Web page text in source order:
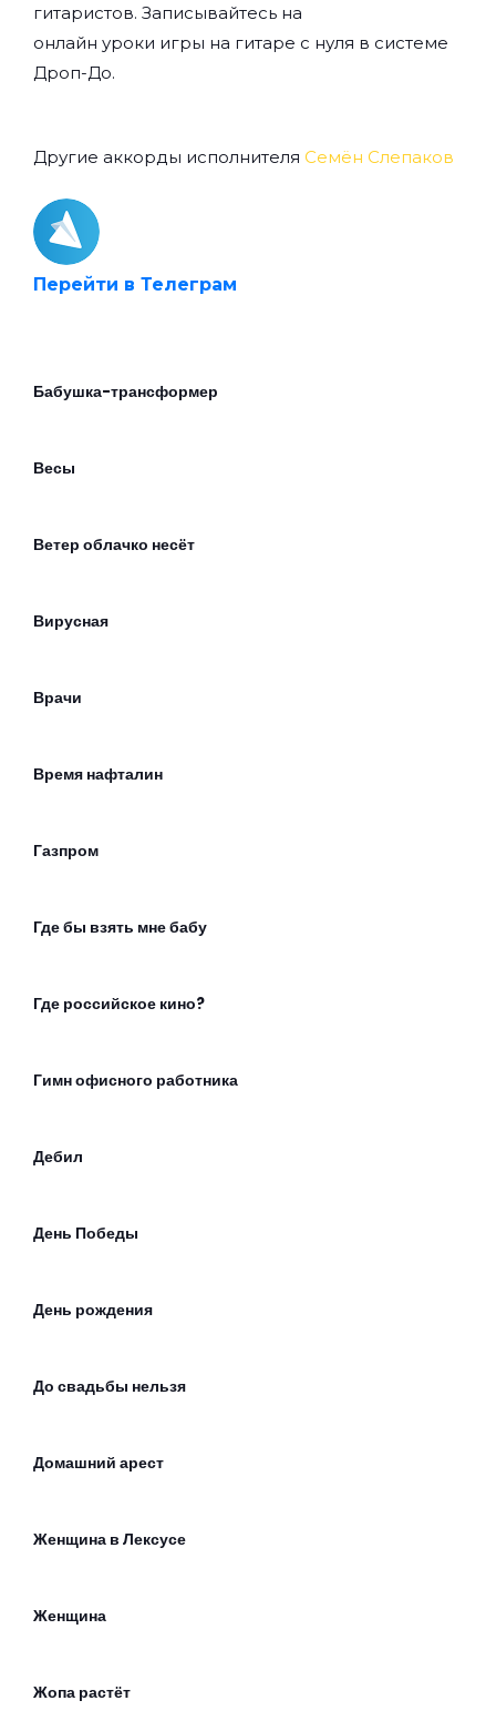
гитаристов. Записывайтесь на
онлайн уроки игры на гитаре с нуля в системе
Дроп-До.
Другие аккорды исполнителя Семён Слепаков
Перейти в Телеграм
Бабушка-трансформер
Весы
Ветер облачко несёт
Вирусная
Врачи
Время нафталин
Газпром
Где бы взять мне бабу
Где российское кино?
Гимн офисного работника
Дебил
День Победы
День рождения
До свадьбы нельзя
Домашний арест
Женщина в Лексусе
Женщина
Жопа растёт